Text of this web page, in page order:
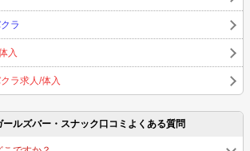
ラ
入
ラ求人/体入
ルズバー・スナック口コミよくある質問